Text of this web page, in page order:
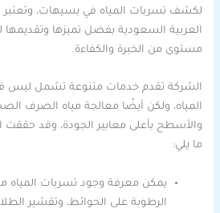
لكشف تسربات المياه في بسيهات، وتعتبر
العربية السعودية بفضل تميزها
مستوى من الخبرة والكفاءة.
الشركة تقدم خدمات متنوعة تشمل
المياه، ولكن أيضًا معالجة مياه الصرف
والأسطح بأعلى معايير الجودة، وقد حققت
ما يلي:
يمكن معرفة وجود تسربات المياه
الرطوبة على الحوائط، وتقشير